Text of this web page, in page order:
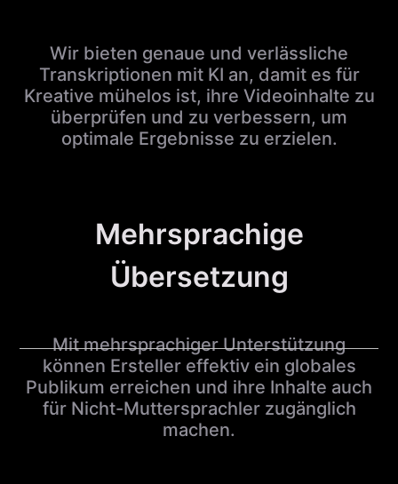
Wir bieten genaue und verlässliche
Transkriptionen mit KI an, damit es für
Kreative mühelos ist, ihre Videoinhalte zu
überprüfen und zu verbessern, um
optimale Ergebnisse zu erzielen.
Mehrsprachige
Übersetzung
Mit mehrsprachiger Unterstützung
können Ersteller effektiv ein globales
Publikum erreichen und ihre Inhalte auch
für Nicht-Muttersprachler zugänglich
machen.